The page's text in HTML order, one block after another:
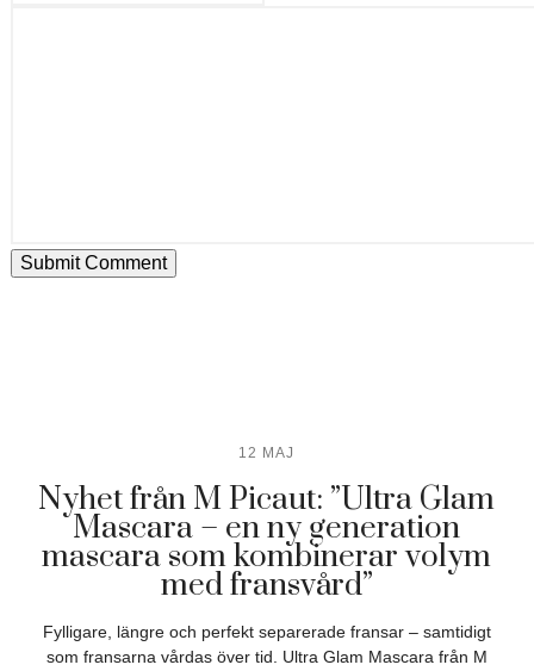
12 MAJ
Nyhet från M Picaut: ”Ultra Glam
Mascara – en ny generation
mascara som kombinerar volym
med fransvård”
Fylligare, längre och perfekt separerade fransar – samtidigt
som fransarna vårdas över tid. Ultra Glam Mascara från M